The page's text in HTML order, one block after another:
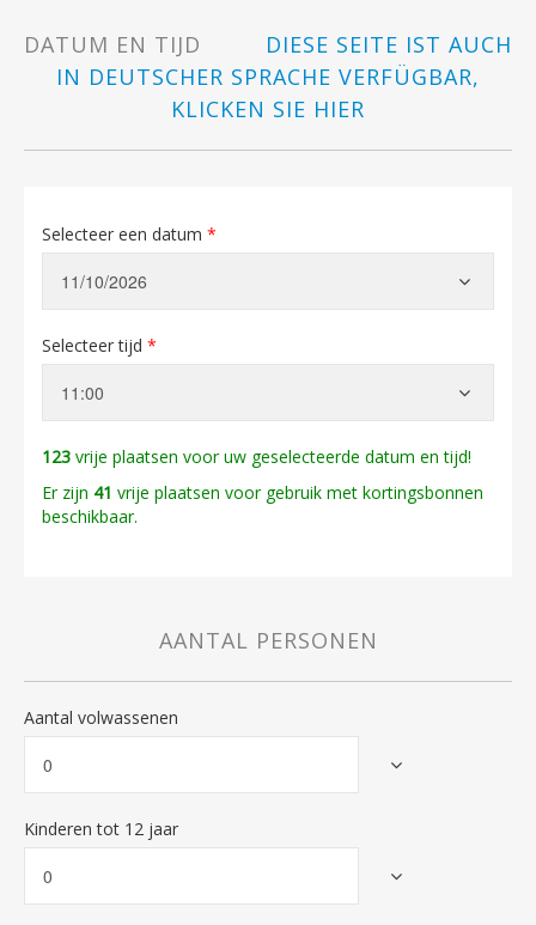
DATUM EN TIJD
DIESE SEITE IST AUCH
IN DEUTSCHER SPRACHE VERFÜGBAR,
KLICKEN SIE HIER
Selecteer een datum *
Selecteer tijd *
123 vrije plaatsen voor uw geselecteerde datum en tijd!
Er zijn 41 vrije plaatsen voor gebruik met kortingsbonnen
beschikbaar.
AANTAL PERSONEN
Aantal volwassenen
Kinderen tot 12 jaar